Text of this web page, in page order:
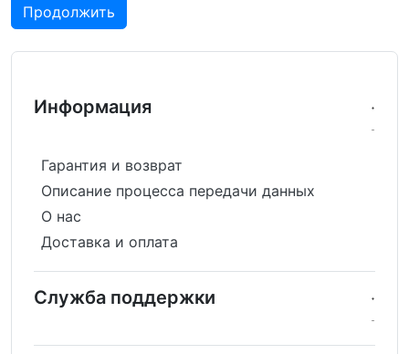
Продолжить
Информация
Гарантия и возврат
Описание процесса передачи данных
О нас
Доставка и оплата
Служба поддержки